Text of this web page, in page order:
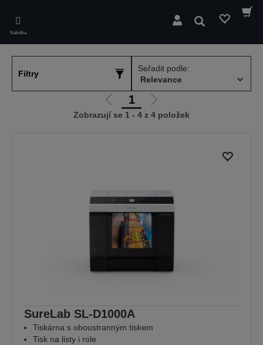
main
content
Nabídka
Hledat
Filtry
Seřadit podle:
Jít
na
1
Jít
na
Zobrazují se 1 - 4 z 4 položek
SureLab SL-D1000A
Tiskárna s oboustranným tiskem
Tisk na listy i role